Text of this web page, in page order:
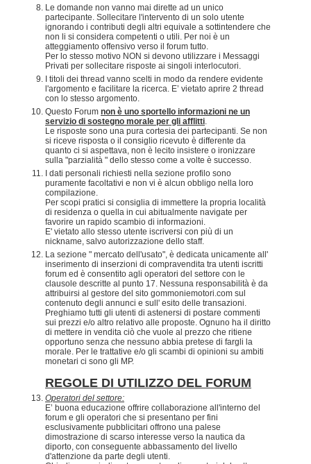
Le domande non vanno mai dirette ad un unico
partecipante. Sollecitare l'intervento di un solo utente
ignorando i contributi degli altri equivale a sottintendere che
non li si considera competenti o utili. Per noi è un
atteggiamento offensivo verso il forum tutto.
Per lo stesso motivo NON si devono utilizzare i Messaggi
Privati per sollecitare risposte ai singoli interlocutori.
I titoli dei thread vanno scelti in modo da rendere evidente
l'argomento e facilitare la ricerca. E’ vietato aprire 2 thread
con lo stesso argomento.
Questo Forum non è uno sportello informazioni ne un
servizio di sostegno morale per gli afflitti
Le risposte sono una pura cortesia dei partecipanti. Se non
si riceve risposta o il consiglio ricevuto è differente da
quanto ci si aspettava, non è lecito insistere o ironizzare
sulla "parzialità " dello stesso come a volte è successo.
I dati personali richiesti nella sezione profilo sono
puramente facoltativi e non vi è alcun obbligo nella loro
compilazione.
Per scopi pratici si consiglia di immettere la propria località
di residenza o quella in cui abitualmente navigate per
favorire un rapido scambio di informazioni.
E' vietato allo stesso utente iscriversi con più di un
nickname, salvo autorizzazione dello staff.
La sezione " mercato dell'usato", è dedicata unicamente all'
inserimento di inserzioni di compravendita tra utenti iscritti
forum ed è consentito agli operatori del settore con le
clausole descritte al punto 17. Nessuna responsabilità è da
attribuirsi al gestore del sito gommoniemotori.com sul
contenuto degli annunci e sull' esito delle transazioni.
Preghiamo tutti gli utenti di astenersi di postare commenti
sui prezzi e/o altro relativo alle proposte. Ognuno ha il diritto
di mettere in vendita ciò che vuole al prezzo che ritiene
opportuno senza che nessuno abbia pretese di fargli la
morale. Per le trattative e/o gli scambi di opinioni su ambiti
monetari ci sono gli MP.
REGOLE DI UTILIZZO DEL FORUM
Operatori del settore:
E’ buona educazione offrire collaborazione all'interno del
forum e gli operatori che si presentano per fini
esclusivamente pubblicitari offrono una palese
dimostrazione di scarso interesse verso la nautica da
diporto, con conseguente abbassamento del livello
d'attenzione da parte degli utenti.